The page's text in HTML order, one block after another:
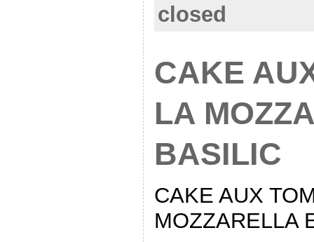
closed
CAKE
LA
BASILIC
CAKE AUX
MOZZARELLA